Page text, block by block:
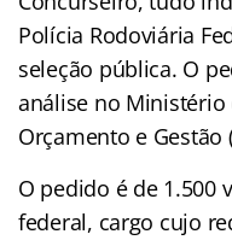
Polícia Rodoviária
seleção pública. O
análise no
Orçamento e Gestão
O pedido é de 1.500
federal, cargo cujo